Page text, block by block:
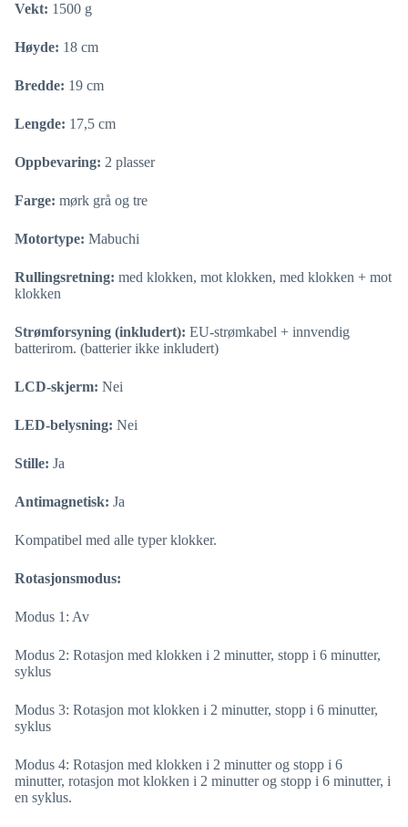
Vekt: 1500 g
Høyde: 18 cm
Bredde: 19 cm
Lengde: 17,5 cm
Oppbevaring: 2 plasser
Farge: mørk grå og tre
Motortype: Mabuchi
Rullingsretning: med klokken, mot klokken, med klokken + mot
klokken
Strømforsyning (inkludert): EU-strømkabel + innvendig
batterirom. (batterier ikke inkludert)
LCD-skjerm: Nei
LED-belysning: Nei
Stille: Ja
Antimagnetisk: Ja
Kompatibel med alle typer klokker.
Rotasjonsmodus:
Modus 1: Av
Modus 2: Rotasjon med klokken i 2 minutter, stopp i 6 minutter,
syklus
Modus 3: Rotasjon mot klokken i 2 minutter, stopp i 6 minutter,
syklus
Modus 4: Rotasjon med klokken i 2 minutter og stopp i 6
minutter, rotasjon mot klokken i 2 minutter og stopp i 6 minutter, i
en syklus.